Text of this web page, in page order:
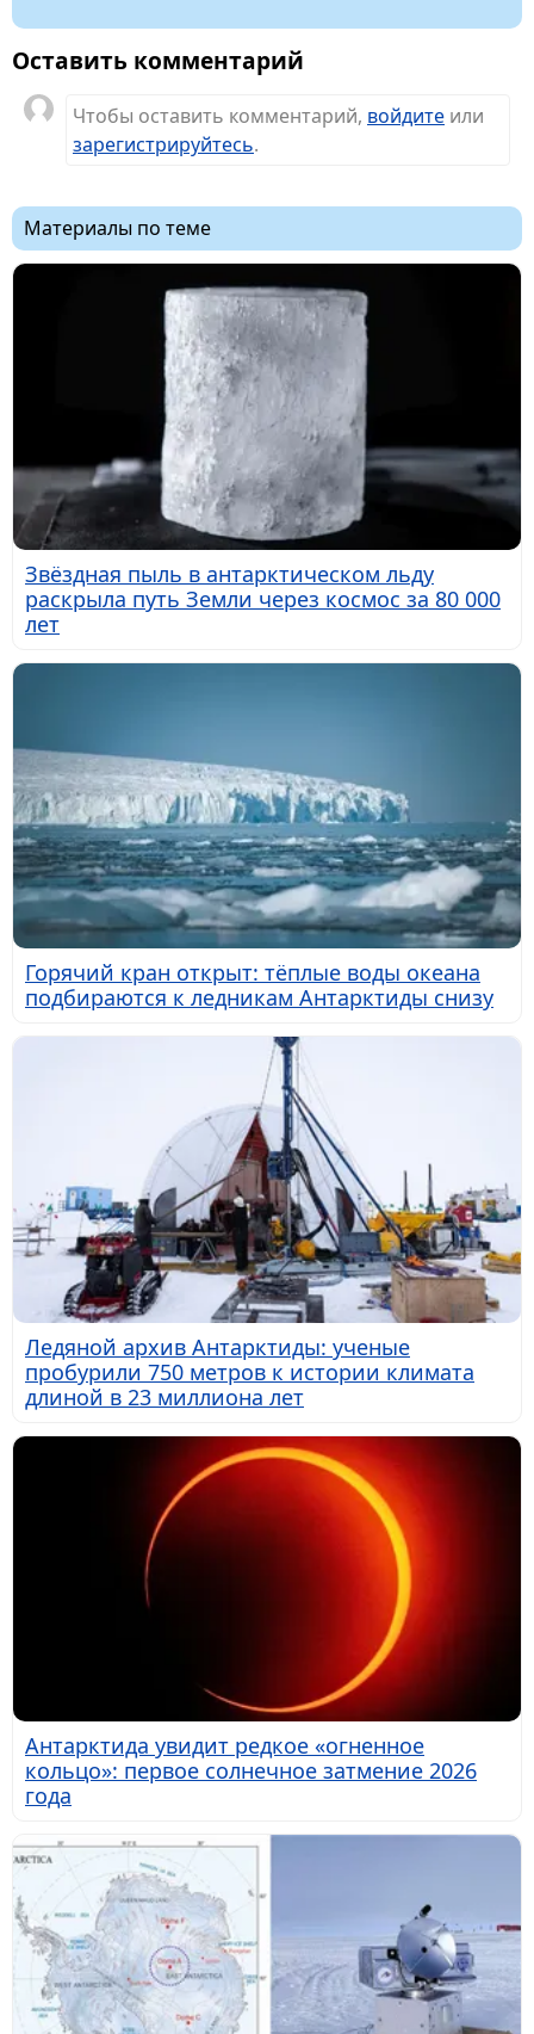
Оставить комментарий
Чтобы оставить комментарий, войдите или
зарегистрируйтесь.
Материалы по теме
Звёздная пыль в антарктическом льду
раскрыла путь Земли через космос за 80 000
лет
Горячий кран открыт: тёплые воды океана
подбираются к ледникам Антарктиды снизу
Ледяной архив Антарктиды: ученые
пробурили 750 метров к истории климата
длиной в 23 миллиона лет
Антарктида увидит редкое «огненное
кольцо»: первое солнечное затмение 2026
года